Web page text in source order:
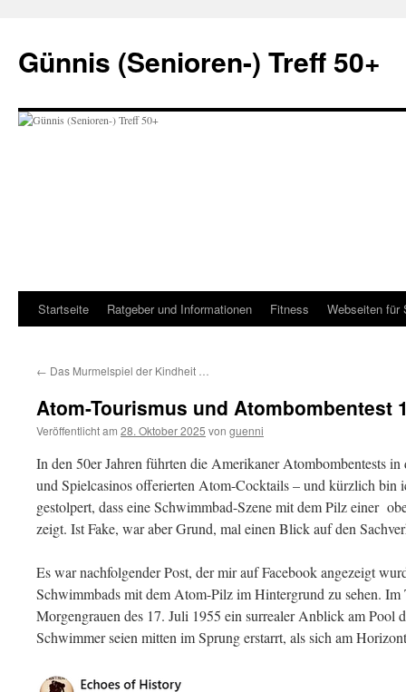
springen
Günnis (Senioren-) Treff 50+
Startseite Ratgeber und Informationen Fitness Webseiten für
← Das Murmelspiel der Kindheit …
Atom-Tourismus und Atombombentest
Veröffentlicht am 28. Oktober 2025 von guenni
In den 50er Jahren führten die Amerikaner Atombombentests
und Spielcasinos offerierten Atom-Cocktails – und kürzlich bin
gestolpert, dass eine Schwimmbad-Szene mit dem Pilz einer
zeigt. Ist Fake, war aber Grund, mal einen Blick auf den
Es war nachfolgender Post, der mir auf Facebook angezeigt
Schwimmbads mit dem Atom-Pilz im Hintergrund zu sehen. Im
Morgengrauen des 17. Juli 1955 ein surrealer Anblick am Pool
Schwimmer seien mitten im Sprung erstarrt, als sich am